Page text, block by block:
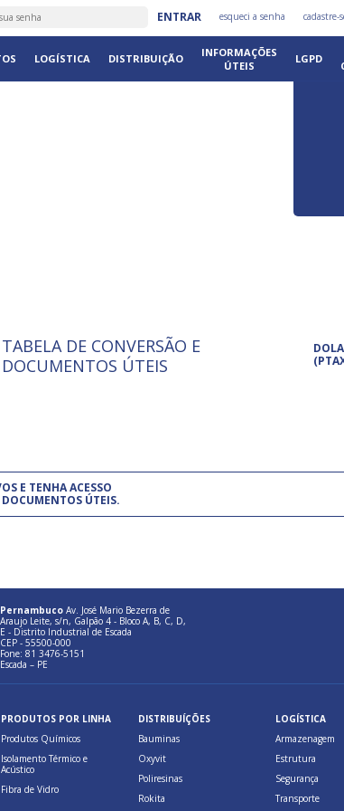
ENTRAR esqueci a senha cadastre-
LOGÍSTICA DISTRIBUIÇÃO
INFORMAÇÕES
ÚTEIS
LGPD
ISO 9001: 2015
A International Organization for
Standardization é um conjunto de
TABELA DE CONVERSÃO E
DOCUMENTOS ÚTEIS
E TENHA ACESSO
ÚTEIS.
Pernambuco Av. José Mario Bezerra de
Araujo Leite, s/n, Galpão 4 - Bloco A, B, C, D,
E - Distrito Industrial de Escada
CEP - 55500-000
Fone: 81 3476-5151
Escada – PE
PRODUTOS POR LINHA
Produtos Químicos
Isolamento Térmico e
Acústico
Fibra de Vidro
DISTRIBUÍÇÕES
Bauminas
Oxyvit
Poliresinas
Rokita
LOGÍSTICA
Armazenagem
Estrutura
Segurança
Transporte